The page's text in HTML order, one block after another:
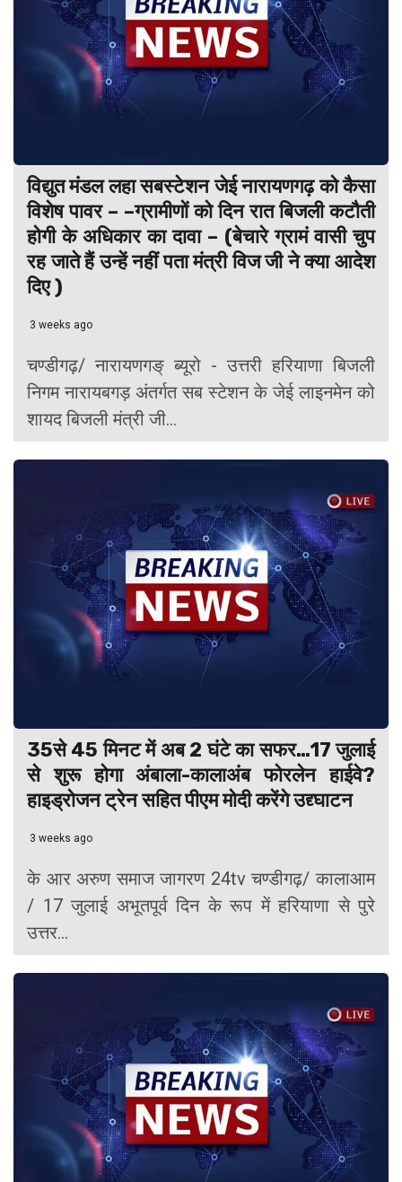
विद्युत मंडल लहा सबस्टेशन जेई नारायणगढ़ को कैसा
विशेष पावर – –ग्रामीणों को दिन रात बिजली कटौती
होगी के अधिकार का दावा – (बेचारे ग्रामं वासी चुप
रह जाते हैं उन्हें नहीं पता मंत्री विज जी ने क्या आदेश
दिए )
3 weeks ago
चण्डीगढ़/ नारायणगङ् ब्यूरो - उत्तरी हरियाणा बिजली
निगम नारायबगड़ अंतर्गत सब स्टेशन के जेई लाइनमेन को
शायद बिजली मंत्री जी...
35से 45 मिनट में अब 2 घंटे का सफर…17 जुलाई
से शुरू होगा अंबाला-कालाअंब फोरलेन हाईवे?
हाइड्रोजन ट्रेन सहित पीएम मोदी करेंगे उद्द्घाटन
3 weeks ago
के आर अरुण समाज जागरण 24tv चण्डीगढ़/ कालाआम
/ 17 जुलाई अभूतपूर्व दिन के रूप में हरियाणा से पुरे
उत्तर...